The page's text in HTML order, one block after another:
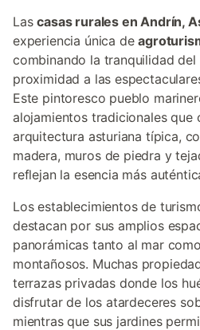
Lascasas rurales en Andrín,
experiencia única de
combinando la tranquilidad
proximidad a las
Este pintoresco pueblo
alojamientos tradicionales que
arquitectura asturiana típica,
madera, muros de piedra y
reflejan la esencia más
Los establecimientos de
destacan por sus amplios
panorámicas tanto al mar
montañosos. Muchas
terrazas privadas donde los
disfrutar de los atardeceres
mientras que sus jardines